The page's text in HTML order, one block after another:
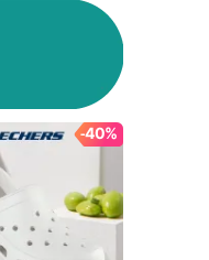
-40%